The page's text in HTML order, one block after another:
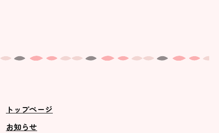
トップページ
お知らせ